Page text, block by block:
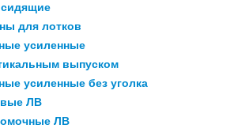
для лотков
усиленные
выпуском
усиленные без уголка
ЛВ
ЛВ